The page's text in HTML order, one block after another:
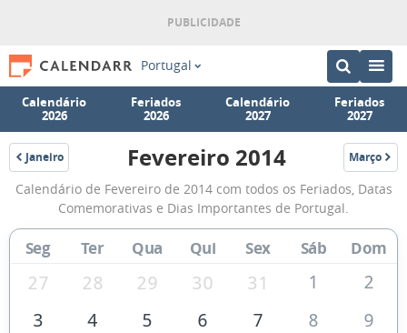
Portugal
Calendário
2026
Feriados
2026
Calendário
2027
Feriados
2027
Janeiro
2014
Calendário
de
Fevereiro
de
2014
Fevereiro 2014 Março
2014
Calendário de Fevereiro de 2014 com todos os Feriados, Datas
Comemorativas e Dias Importantes de Portugal.
Seg Ter Qua Qui Sex Sáb Dom
27 28 29 30 31 1
2
3
4 5 6 7 8
9